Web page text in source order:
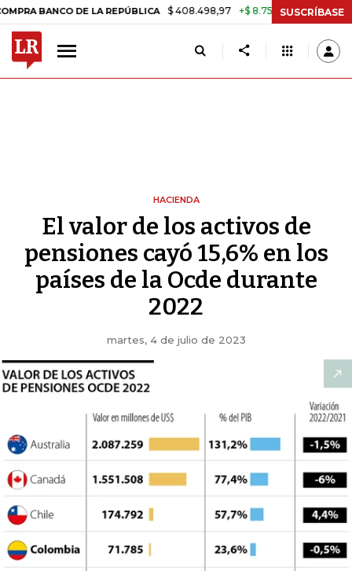
DE LA REPÚBLICA $ 408.498,97 +$ 8.753,81 +2,19% TASA
SUSCRÍBASE
HACIENDA
El valor de los activos de
pensiones cayó 15,6% en los
países de la Ocde durante
2022
martes, 4 de julio de 2023